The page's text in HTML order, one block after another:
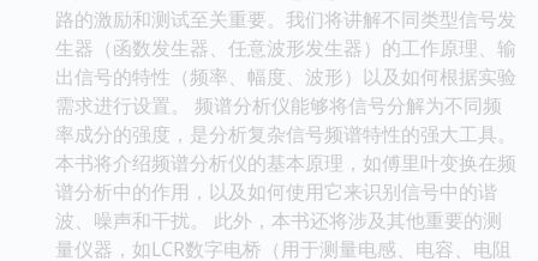
路的激励和测试至关重要。我们将讲解不同类型信号发
生器（函数发生器、任意波形发生器）的工作原理、输
出信号的特性（频率、幅度、波形）以及如何根据实验
需求进行设置。 频谱分析仪能够将信号分解为不同频
率成分的强度，是分析复杂信号频谱特性的强大工具。
本书将介绍频谱分析仪的基本原理，如傅里叶变换在频
谱分析中的作用，以及如何使用它来识别信号中的谐
波、噪声和干扰。 此外，本书还将涉及其他重要的测
量仪器，如LCR数字电桥（用于测量电感、电容、电阻